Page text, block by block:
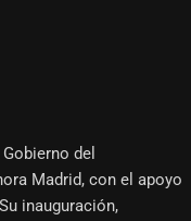
del
Madrid, con el apoyo
inauguración,